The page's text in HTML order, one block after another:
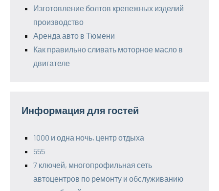
Изготовление болтов крепежных изделий
производство
Аренда авто в Тюмени
Как правильно сливать моторное масло в
двигателе
Информация для гостей
1000 и одна ночь, центр отдыха
555
7 ключей, многопрофильная сеть
автоцентров по ремонту и обслуживанию